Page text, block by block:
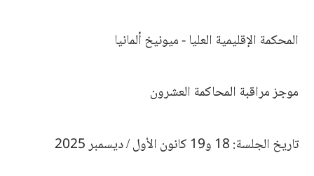
المحكمة الإقليمية العليا - ميونيخ ألمانيا
موجز مراقبة المحاكمة العشرون
تاريخ الجلسة: 18 و19 كانون الأول / ديسمبر 2025